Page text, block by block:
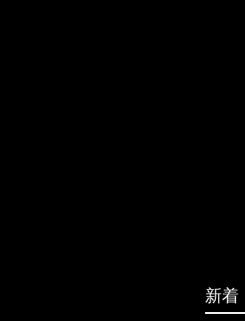
新着